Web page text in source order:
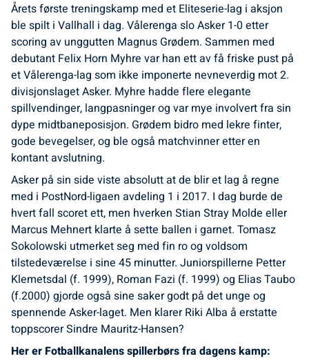
Årets første treningskamp med et Eliteserie-lag i aksjon
ble spilt i Vallhall i dag. Vålerenga slo Asker 1-0 etter
scoring av unggutten Magnus Grødem. Sammen med
debutant Felix Horn Myhre var han ett av få friske pust på
et Vålerenga-lag som ikke imponerte nevneverdig mot 2.
divisjonslaget Asker. Myhre hadde flere elegante
spillvendinger, langpasninger og var mye involvert fra sin
dype midtbaneposisjon. Grødem bidro med lekre finter,
gode bevegelser, og ble også matchvinner etter en
kontant avslutning.
Asker på sin side viste absolutt at de blir et lag å regne
med i PostNord-ligaen avdeling 1 i 2017. I dag burde de
hvert fall scoret ett, men hverken Stian Stray Molde eller
Marcus Mehnert klarte å sette ballen i garnet. Tomasz
Sokolowski utmerket seg med fin ro og voldsom
tilstedeværelse i sine 45 minutter. Juniorspillerne Petter
Klemetsdal (f. 1999), Roman Fazi (f. 1999) og Elias Taubo
(f.2000) gjorde også sine saker godt på det unge og
spennende Asker-laget. Men klarer Riki Alba å erstatte
toppscorer Sindre Mauritz-Hansen?
Her er Fotballkanalens spillerbørs fra dagens kamp: